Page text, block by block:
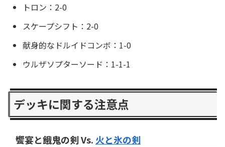
トロン：2-0
スケープシフト：2-0
献身的なドルイドコンボ：1-0
ウルザソプターソード：1-1-1
デッキに関する注意点
饗宴と餓鬼の剣 Vs. 火と氷の剣